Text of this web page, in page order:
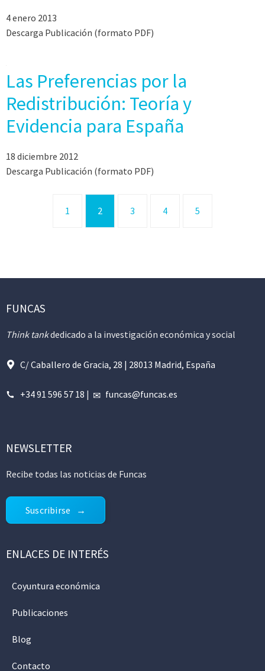
4 enero 2013
Descarga Publicación (formato PDF)
Las Preferencias por la
Redistribución: Teoría y
Evidencia para España
18 diciembre 2012
Descarga Publicación (formato PDF)
1 2 3 4 5
FUNCAS
Think tankdedicado a la investigación económica y social
C/ Caballero de Gracia, 28 | 28013 Madrid, España
+34 91 596 57 18 | funcas@funcas.es
NEWSLETTER
Recibe todas las noticias de Funcas
Suscribirse
ENLACES DE INTERÉS
Coyuntura económica
Publicaciones
Blog
Contacto